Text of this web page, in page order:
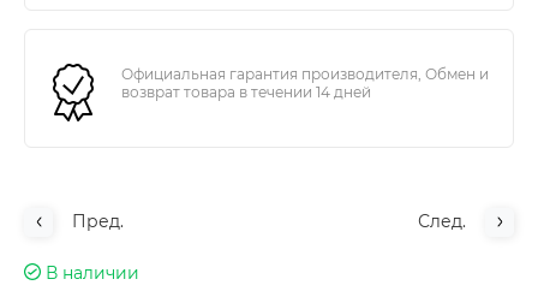
Официальная гарантия производителя, Обмен и
возврат товара в течении 14 дней
Пред. След.
В наличии